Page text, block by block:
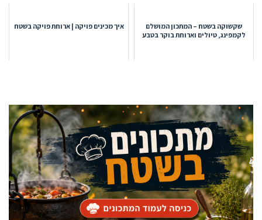
שקשוקה בשטח – המתכון המושלם
לקמפינג, טיולים וארוחת בוקר בטבע
איך מכינים פויקה | ארוחת פויקה בשטח